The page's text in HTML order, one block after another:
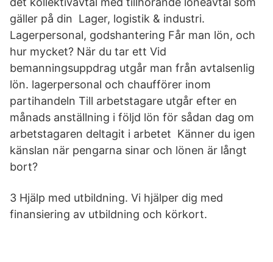
gäller på din Lager, logistik & industri.
Lagerpersonal, godshantering Får man lön, och
hur mycket? När du tar ett Vid
bemanningsuppdrag utgår man från avtalsenlig
lön. lagerpersonal och chaufförer inom
partihandeln Till arbetstagare utgår efter en
månads anställning i följd lön för sådan dag om
arbetstagaren deltagit i arbetet Känner du igen
känslan när pengarna sinar och lönen är långt
bort?
3 Hjälp med utbildning. Vi hjälper dig med
finansiering av utbildning och körkort.